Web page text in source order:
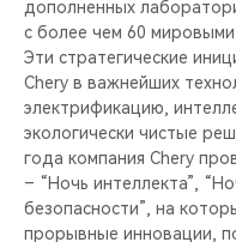
дополненных
с более чем 60 мировыми
Эти стратегические
Chery в важнейших
электрификацию,
экологически чистые
года компания Chery
– “Ночь интеллекта”,
безопасности”, на
прорывные инновации,